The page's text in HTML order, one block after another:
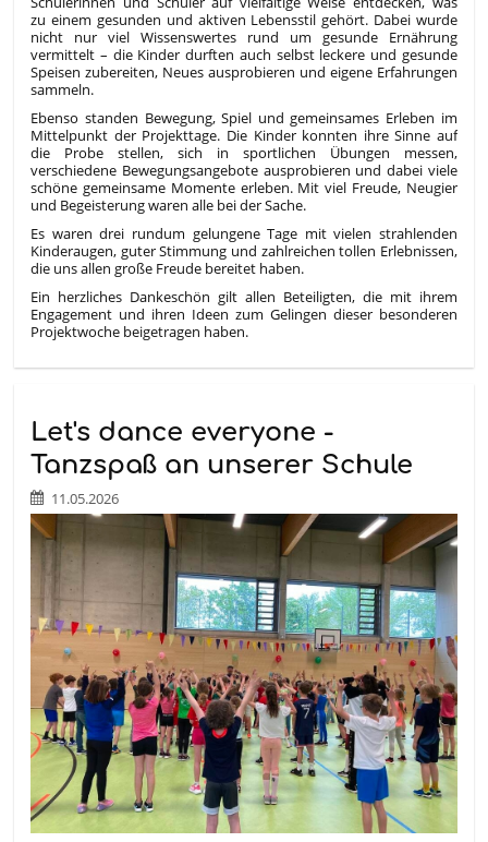
zu einem gesunden und aktiven Lebensstil gehört. Dabei wurde
nicht nur viel Wissenswertes rund um gesunde Ernährung
vermittelt – die Kinder durften auch selbst leckere und gesunde
Speisen zubereiten, Neues ausprobieren und eigene Erfahrungen
sammeln.
Ebenso standen Bewegung, Spiel und gemeinsames Erleben im
Mittelpunkt der Projekttage. Die Kinder konnten ihre Sinne auf
die Probe stellen, sich in sportlichen Übungen messen,
verschiedene Bewegungsangebote ausprobieren und dabei viele
schöne gemeinsame Momente erleben. Mit viel Freude, Neugier
und Begeisterung waren alle bei der Sache.
Es waren drei rundum gelungene Tage mit vielen strahlenden
Kinderaugen, guter Stimmung und zahlreichen tollen Erlebnissen,
die uns allen große Freude bereitet haben.
Ein herzliches Dankeschön gilt allen Beteiligten, die mit ihrem
Engagement und ihren Ideen zum Gelingen dieser besonderen
Projektwoche beigetragen haben.
Let's dance everyone -
Tanzspaß an unserer Schule
11.05.2026